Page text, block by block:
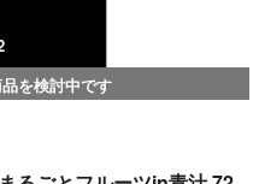
を検討中です